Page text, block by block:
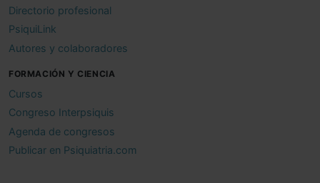
Directorio profesional
PsiquiLink
Autores y colaboradores
FORMACIÓN Y CIENCIA
Cursos
Congreso Interpsiquis
Agenda de congresos
Publicar en Psiquiatria.com